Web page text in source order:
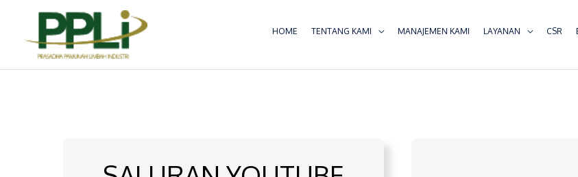
konten
HOME TENTANG KAMI MANAJEMEN KAMI LAYANAN CSR